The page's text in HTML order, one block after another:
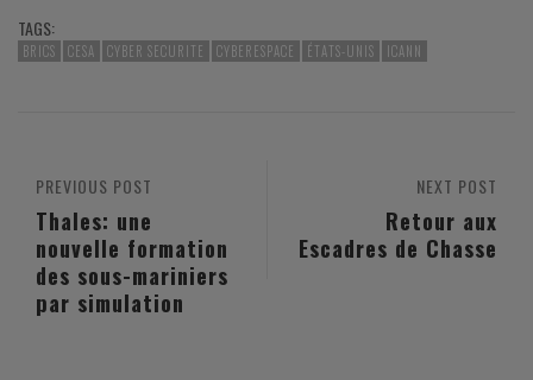
TAGS:
BRICS CESA CYBER SECURITE CYBERESPACE ÉTATS-UNIS ICANN
NEXT POST
Retour aux
Escadres de Chasse
PREVIOUS POST
Thales: une
nouvelle formation
des sous-mariniers
par simulation